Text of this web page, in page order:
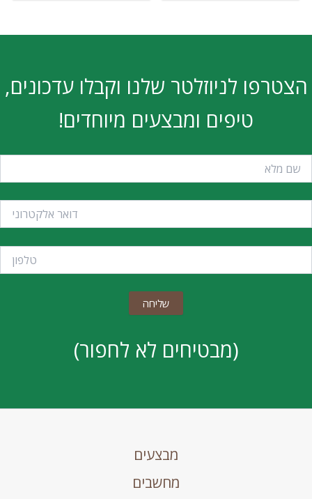
הצטרפו לניוזלטר שלנו וקבלו עדכונים,
טיפים ומבצעים מיוחדים!
(מבטיחים לא לחפור)
מבצעים
מחשבים